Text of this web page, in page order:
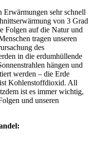
Erwärmungen sehr schnell
von 3 Grad
Folgen auf die Natur und
tragen unseren
des
in die erdumhüllende
hängen und
werden – die Erde
ist Kohlenstoffdioxid. All
ist es immer wichtig,
und unseren